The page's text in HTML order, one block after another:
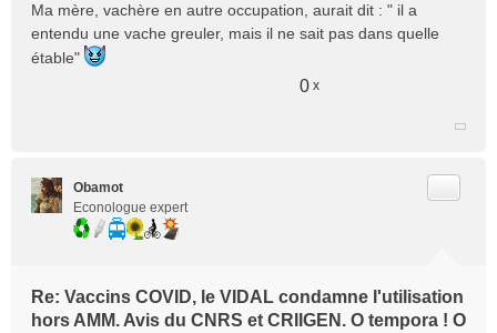
Ma mère, vachère en autre occupation, aurait dit : " il a
entendu une vache greuler, mais il ne sait pas dans quelle
étable"
0 x
Obamot
Econologue expert
Re: Vaccins COVID, le VIDAL condamne l'utilisation
hors AMM. Avis du CNRS et CRIIGEN. O tempora ! O